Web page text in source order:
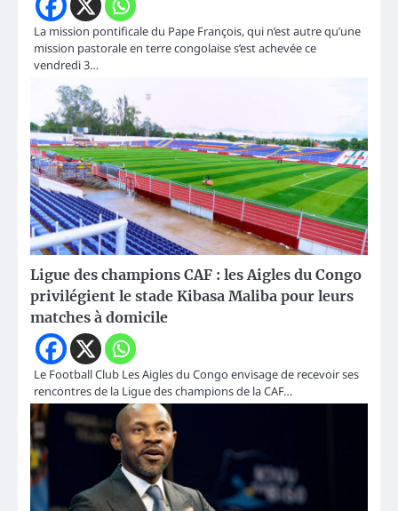
La mission pontificale du Pape François, qui n’est autre qu’une
mission pastorale en terre congolaise s’est achevée ce
vendredi 3…
Ligue des champions CAF : les Aigles du Congo
privilégient le stade Kibasa Maliba pour leurs
matches à domicile
Le Football Club Les Aigles du Congo envisage de recevoir ses
rencontres de la Ligue des champions de la CAF…